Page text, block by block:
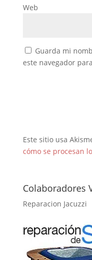
Web
Guarda mi
este navegador
Este sitio usa
cómo se procesan
Colaboradores
Reparacion Jacuzzi